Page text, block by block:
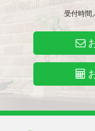
受付時間